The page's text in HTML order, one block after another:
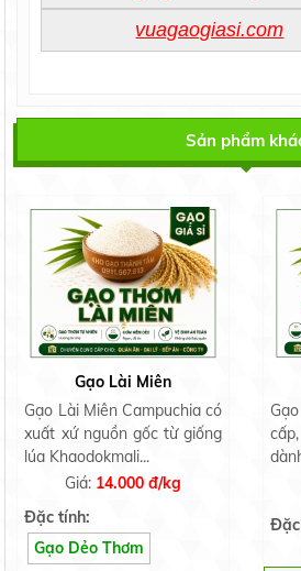
vuagaogiasi.com
Sản phẩm
Gạo Lài Miên
Gạo Lài Miên Campuchia có
xuất xứ nguồn gốc từ giống
lúa Khaodokmali...
Giá: 14.000 đ/kg
Đặc tính:
Gạo Dẻo Thơm